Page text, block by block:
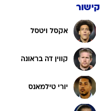
קישור
אקסל ויטסל
קווין דה בראונה
יורי טילמאנס